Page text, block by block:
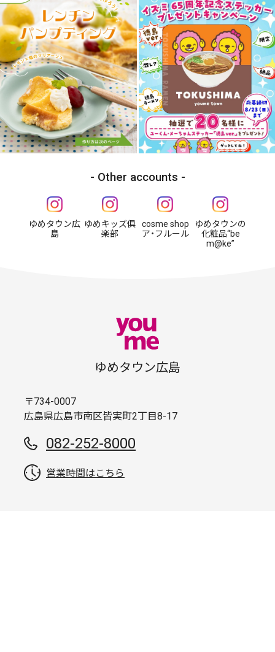
Other accounts
ゆめタウン広
島
ゆめキッズ俱
楽部
cosme shop
ア・フルール
ゆめタウンの
化粧品“be
m@ke”
ゆめタウン広島
〒734-0007
広島県広島市南区皆実町2丁目8-17
082-252-8000
営業時間はこちら